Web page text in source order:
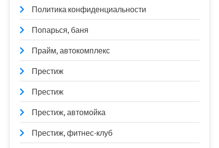
Политика конфиденциальности
Попарься, баня
Прайм, автокомплекс
Престиж
Престиж
Престиж, автомойка
Престиж, фитнес-клуб